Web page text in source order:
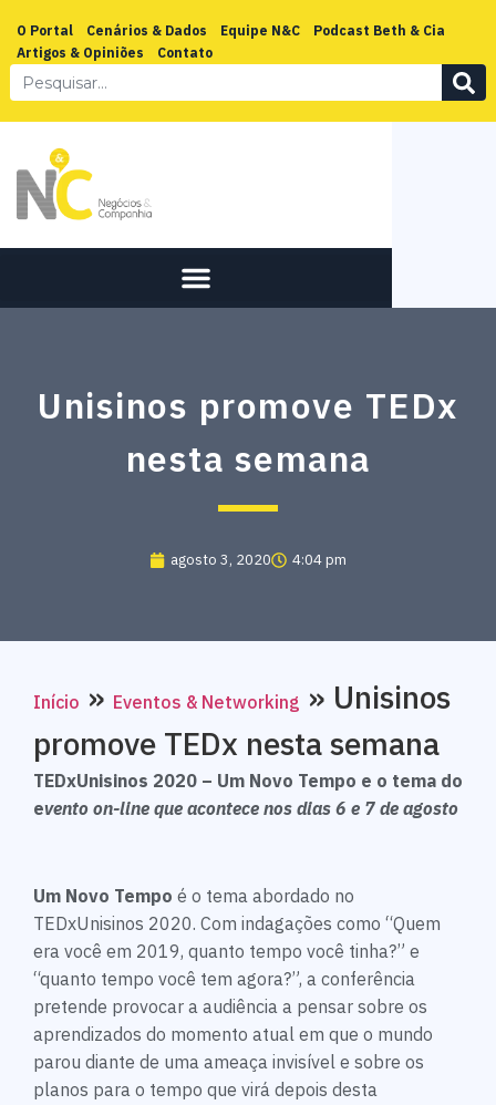
O Portal Cenários & Dados Equipe N&C
Podcast Beth & Cia
Artigos & Opiniões
Contato
Unisinos promove TEDx
nesta semana
agosto 3, 2020 4:04 pm
Início » Eventos & Networking » Unisinos
promove TEDx nesta semana
TEDxUnisinos 2020 – Um Novo Tempo e o tema do
evento on-line que acontece nos dias 6 e 7 de agosto
Um Novo Tempo é o tema abordado no
TEDxUnisinos 2020. Com indagações como “Quem
era você em 2019, quanto tempo você tinha?” e
“quanto tempo você tem agora?”, a conferência
pretende provocar a audiência a pensar sobre os
aprendizados do momento atual em que o mundo
parou diante de uma ameaça invisível e sobre os
planos para o tempo que virá depois desta